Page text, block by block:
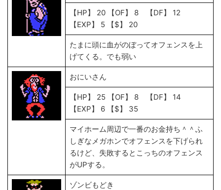
【HP】 20 【OF】 8 【DF】 12
【EXP】 5 【$】 20
たまに頭に血がのぼってオフェンスを上
げてくる。でも弱い
おにいさん
【HP】 25 【OF】 8 【DF】 14
【EXP】 6 【$】 35
マイホーム周辺で一番のお金持ち＾＾ふ
しぎなメガホンでオフェンスを下げられ
るけど、失敗するとこっちのオフェンス
がUPする。
ゾンビもどき